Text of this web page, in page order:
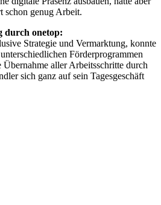
schon genug Arbeit.
durch onetop:
Strategie und Vermarktung, konnte
Förderprogrammen
aller Arbeitsschritte durch
sich ganz auf sein Tagesgeschäft